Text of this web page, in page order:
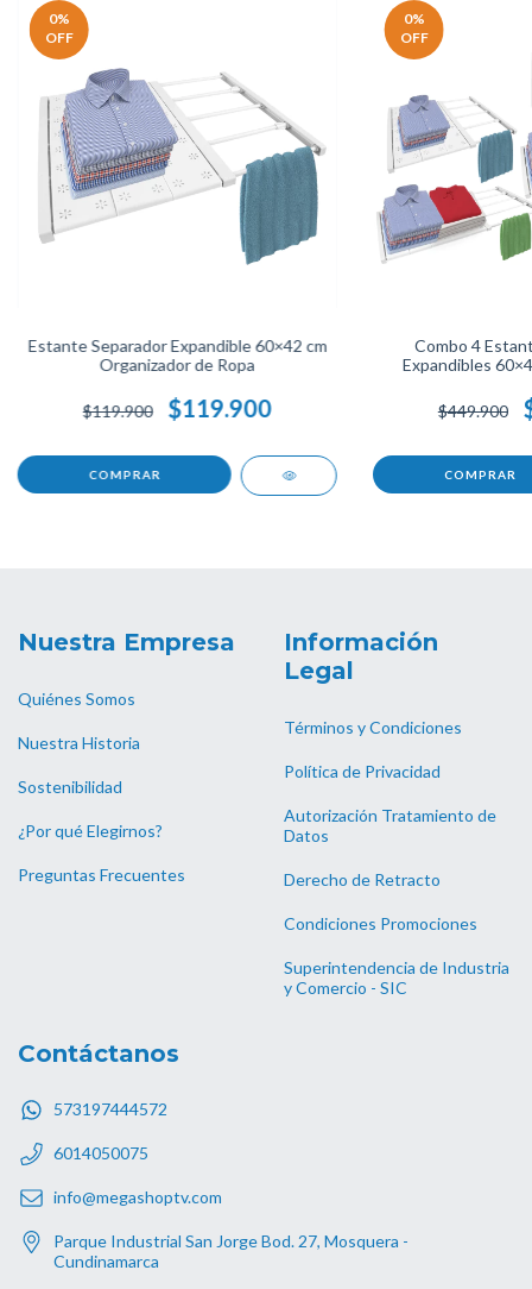
0%
OFF
Estante Separador Expandible 60×42 cm
Organizador de Ropa
$119.900 $119.900
0%
OFF
Combo 4
Expandibles
$449.900
Nuestra Empresa
Quiénes Somos
Nuestra Historia
Sostenibilidad
¿Por qué Elegirnos?
Preguntas Frecuentes
Información
Legal
Términos y Condiciones
Política de Privacidad
Autorización Tratamiento de
Datos
Derecho de Retracto
Condiciones Promociones
Superintendencia de Industria
y Comercio - SIC
Contáctanos
573197444572
6014050075
info@megashoptv.com
Parque Industrial San Jorge Bod. 27, Mosquera -
Cundinamarca